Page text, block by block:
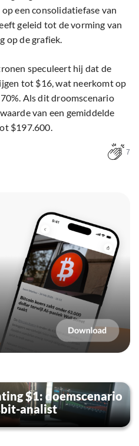
een consolidatiefase van
geleid tot de vorming van
op de grafiek.
speculeert hij dat de
tot $16, wat neerkomt op
Als dit droomscenario
van een gemiddelde
$197.600.
7
$1: doemscenario
analist